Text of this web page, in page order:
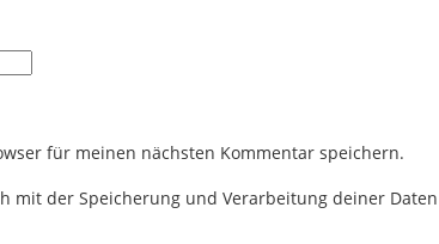
für meinen nächsten Kommentar speichern.
mit der Speicherung und Verarbeitung deiner